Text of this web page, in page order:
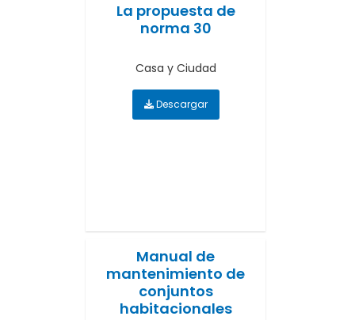
La propuesta de
norma 30
Casa y Ciudad
Descargar
Manual de
mantenimiento de
conjuntos
habitacionales